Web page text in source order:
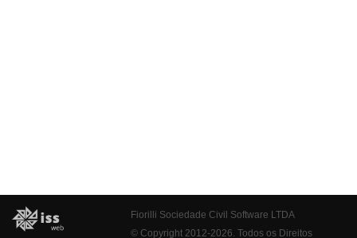
Fiorilli Sociedade Civil Software LTDA
© Copyright 2012-2026. Todos os Direitos